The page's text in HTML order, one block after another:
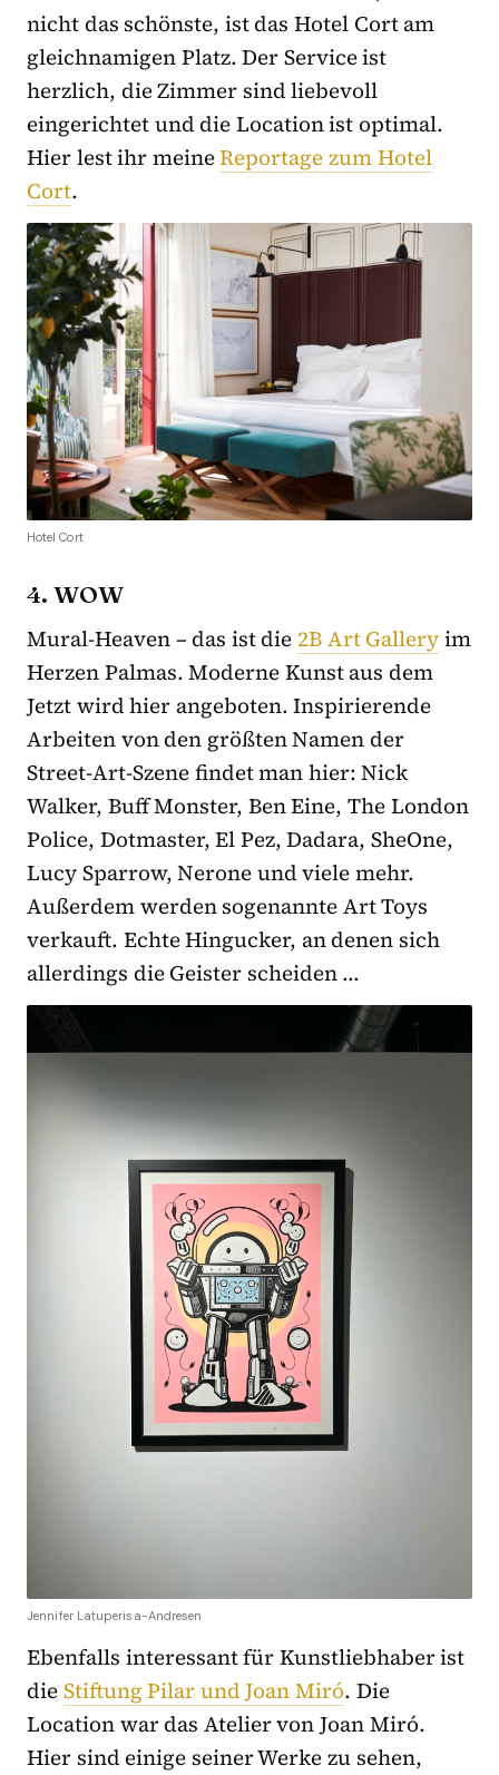
nicht das schönste, ist das Hotel Cort am
gleichnamigen Platz. Der Service ist
herzlich, die Zimmer sind liebevoll
eingerichtet und die Location ist optimal.
Hier lest ihr meineReportage zum Hotel
Cort.
Hotel Cort
4. WOW
Mural-Heaven – das ist die 2B Art Galleryim
Herzen Palmas. Moderne Kunst aus dem
Jetzt wird hier angeboten. Inspirierende
Arbeiten von den größten Namen der
Street-Art-Szene findet man hier: Nick
Walker, Buff Monster, Ben Eine, The London
Police, Dotmaster, El Pez, Dadara, SheOne,
Lucy Sparrow, Nerone und viele mehr.
Außerdem werden sogenannte Art Toys
verkauft. Echte Hingucker, an denen sich
allerdings die Geister scheiden …
Jennifer Latuperisa-Andresen
Ebenfalls interessant für Kunstliebhaber ist
dieStiftung Pilar und Joan Miró. Die
Location war das Atelier von Joan Miró.
Hier sind einige seiner Werke zu sehen,